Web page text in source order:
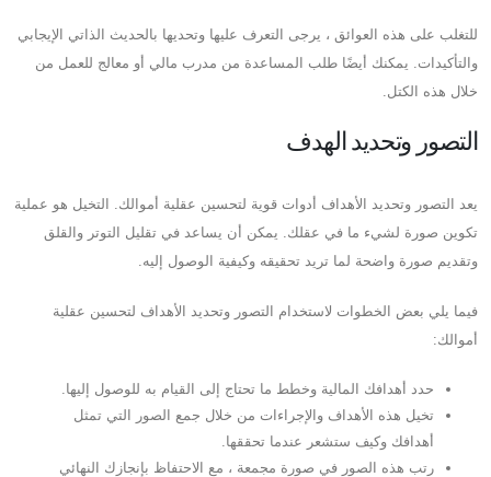
للتغلب على هذه العوائق ، يرجى التعرف عليها وتحديها بالحديث الذاتي الإيجابي
والتأكيدات. يمكنك أيضًا طلب المساعدة من مدرب مالي أو معالج للعمل من
خلال هذه الكتل.
التصور وتحديد الهدف
يعد التصور وتحديد الأهداف أدوات قوية لتحسين عقلية أموالك. التخيل هو عملية
تكوين صورة لشيء ما في عقلك. يمكن أن يساعد في تقليل التوتر والقلق
وتقديم صورة واضحة لما تريد تحقيقه وكيفية الوصول إليه.
فيما يلي بعض الخطوات لاستخدام التصور وتحديد الأهداف لتحسين عقلية
أموالك:
حدد أهدافك المالية وخطط ما تحتاج إلى القيام به للوصول إليها.
تخيل هذه الأهداف والإجراءات من خلال جمع الصور التي تمثل
أهدافك وكيف ستشعر عندما تحققها.
رتب هذه الصور في صورة مجمعة ، مع الاحتفاظ بإنجازك النهائي